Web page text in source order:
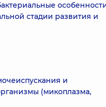
стадии развития и
и
(микоплазма,